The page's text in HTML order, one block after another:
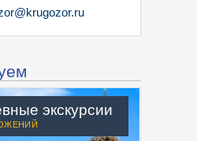
экскурсии